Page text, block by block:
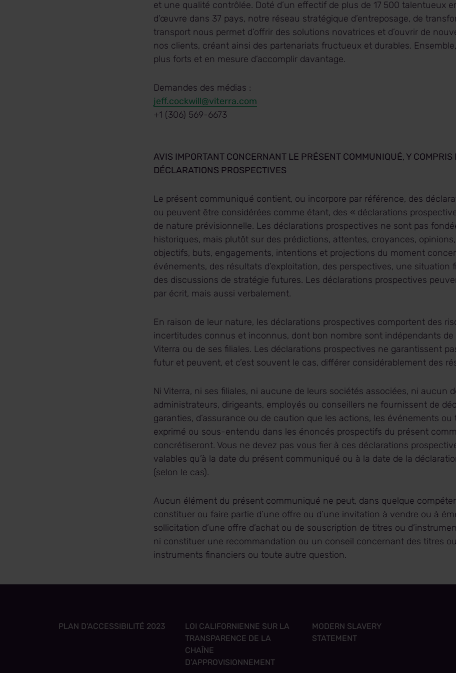
et une qualité contrôlée. Doté d’un effectif de plus de 17 500 talentueux
d’œuvre dans 37 pays, notre réseau stratégique d’entreposage, de
transport nous permet d’offrir des solutions novatrices et d’ouvrir de
nos clients, créant ainsi des partenariats fructueux et durables.
plus forts et en mesure d’accomplir davantage.
Demandes des médias :
jeff.cockwill@viterra.com
+1 (306) 569-6673
AVIS IMPORTANT CONCERNANT LE PRÉSENT COMMUNIQUÉ, Y COMPRIS
DÉCLARATIONS PROSPECTIVES
Le présent communiqué contient, ou incorpore par référence, des
ou peuvent être considérées comme étant, des « déclarations
de nature prévisionnelle. Les déclarations prospectives ne sont pas
historiques, mais plutôt sur des prédictions, attentes, croyances,
objectifs, buts, engagements, intentions et projections du moment
événements, des résultats d’exploitation, des perspectives, une situation
des discussions de stratégie futures. Les déclarations prospectives
par écrit, mais aussi verbalement.
En raison de leur nature, les déclarations prospectives comportent des
incertitudes connus et inconnus, dont bon nombre sont indépendants de
Viterra ou de ses filiales. Les déclarations prospectives ne garantissent
futur et peuvent, et c’est souvent le cas, différer considérablement des
Ni Viterra, ni ses filiales, ni aucune de leurs sociétés associées, ni aucun
administrateurs, dirigeants, employés ou conseillers ne fournissent de
garanties, d’assurance ou de caution que les actions, les événements
exprimé ou sous-entendu dans les énoncés prospectifs du présent
concrétiseront. Vous ne devez pas vous fier à ces déclarations
valables qu’à la date du présent communiqué ou à la date de la
(selon le cas).
Aucun élément du présent communiqué ne peut, dans quelque
constituer ou faire partie d’une offre ou d’une invitation à vendre ou à
sollicitation d’une offre d’achat ou de souscription de titres ou
ni constituer une recommandation ou un conseil concernant des titres ou
instruments financiers ou toute autre question.
PLAN D'ACCESSIBILITÉ 2023
LOI CALIFORNIENNE SUR LA
TRANSPARENCE DE LA
CHAÎNE
D’APPROVISIONNEMENT
MODERN SLAVERY
STATEMENT